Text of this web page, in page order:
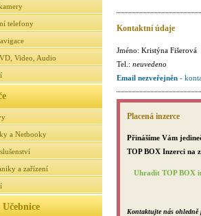
telefony
Video, Audio
a Netbooky
a zařízení
Kontaktní údaje
Jméno: Kristýna Fišerová
Tel.: neuvedeno
Email nezveřejněn -
Placená inzerce
Přinášíme Vám
TOP BOX Inzerci na
Uhradit TOP BOX
Kontaktujte nás ohledně